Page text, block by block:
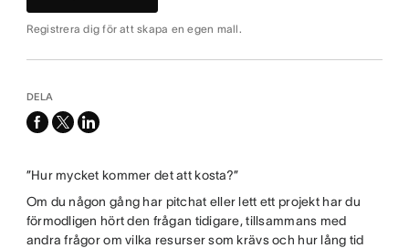
Registrera dig för att skapa en egen mall.
DELA
facebook
x-
linkedin
”Hur mycket kommer det att kosta?”
Om du någon gång har pitchat eller lett ett projekt har du
förmodligen hört den frågan tidigare, tillsammans med
andra frågor om vilka resurser som krävs och hur lång tid